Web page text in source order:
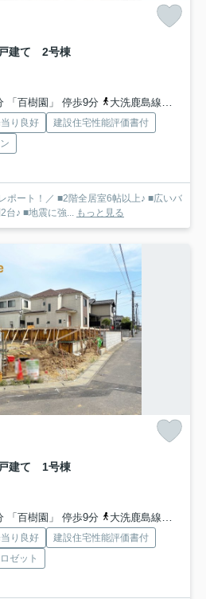
建て 2号棟
「百樹園」 停歩9分
大洗鹿島線「東水戸」駅 徒歩45分車9分 3.6km
り良好
建設住宅性能評価書付
ポート！／ ■2階全居室6帖以上♪ ■広いバ
台♪ ■地震に強...
もっと見る
建て 1号棟
「百樹園」 停歩9分
大洗鹿島線「東水戸」駅 徒歩45分車9分 3.6km
り良好
建設住宅性能評価書付
ゼット